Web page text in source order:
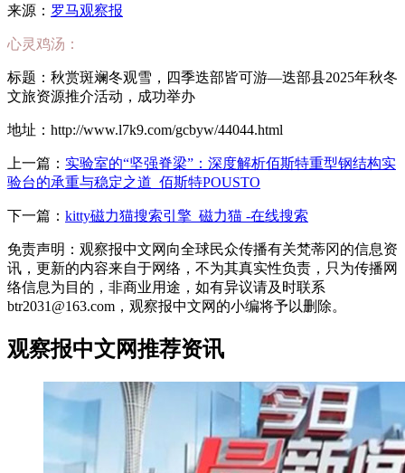
来源： 罗马观察报
心灵鸡汤：
标题：秋赏斑斓冬观雪，四季迭部皆可游—迭部县2025年秋冬
文旅资源推介活动，成功举办
地址：http://www.l7k9.com/gcbyw/44044.html
上一篇： 实验室的“坚强脊梁”：深度解析佰斯特重型钢结构实
验台的承重与稳定之道_佰斯特POUSTO
下一篇： kitty磁力猫搜索引擎_磁力猫 -在线搜索
免责声明：观察报中文网向全球民众传播有关梵蒂冈的信息资
讯，更新的内容来自于网络，不为其真实性负责，只为传播网
络信息为目的，非商业用途，如有异议请及时联系
btr2031@163.com，观察报中文网的小编将予以删除。
观察报中文网推荐资讯